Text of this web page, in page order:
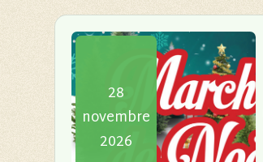
28
novembre
2026